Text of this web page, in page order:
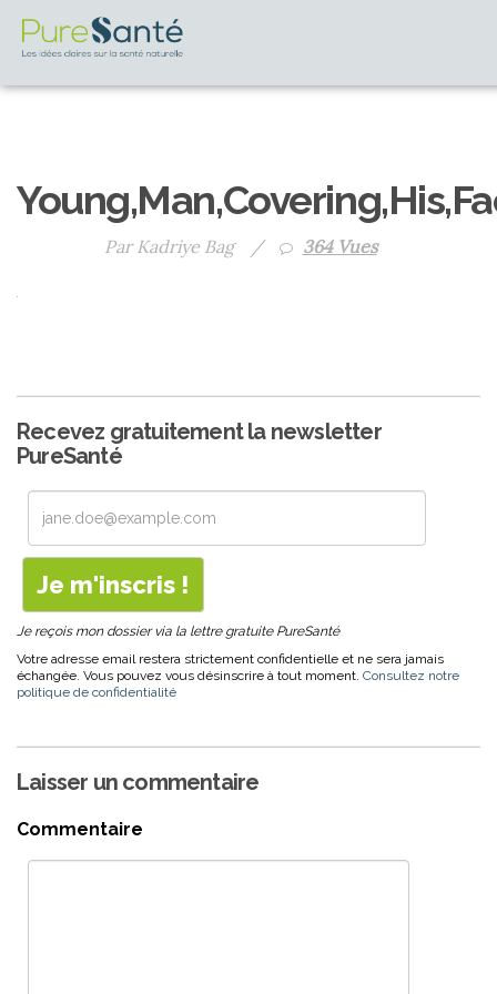
Par Kadriye Bag / 364 Vues
Recevez gratuitement la newsletter
PureSanté
Je reçois mon dossier via la lettre gratuite PureSanté
Votre adresse email restera strictement confidentielle et ne sera jamais
échangée. Vous pouvez vous désinscrire à tout moment. Consultez notre
politique de confidentialité
Laisser un commentaire
Commentaire